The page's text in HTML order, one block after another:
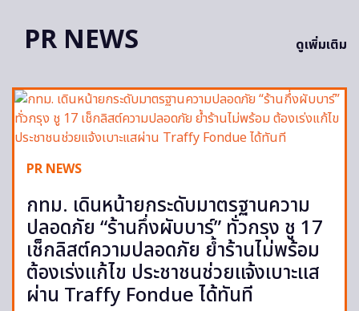
PR NEWS ดูเพิ่มเติม
PR NEWS
กทม. เดินหน้ายกระดับมาตรฐานความ
ปลอดภัย “ร้านกึ่งผับบาร์” ทั่วกรุง ชู 17
เช็กลิสต์ความปลอดภัย ย้ำร้านไม่พร้อม
ต้องเร่งแก้ไข ประชาชนช่วยแจ้งเบาะแส
ผ่าน Traffy Fondue ได้ทันที